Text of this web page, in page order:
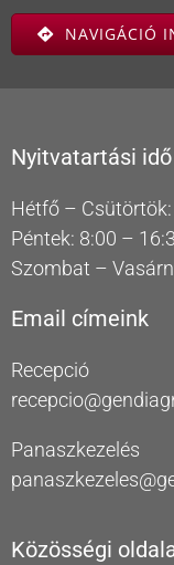
NAVIGÁCIÓ
Nyitvatartási idő
Hétfő –
Péntek: 8:00 –
Szombat –
Email címeink
Recepció
Panaszkezelés
Közösségi